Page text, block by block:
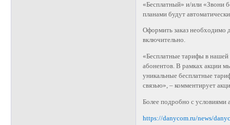
«Бесплатный» и/или «Звони
планами будут
Оформить заказ необходимо
включительно.
«Бесплатные тарифы в
абонентов. В рамках акции
уникальные бесплатные
связью», – комментирует
Более подробно с
https://danycom.ru/news/